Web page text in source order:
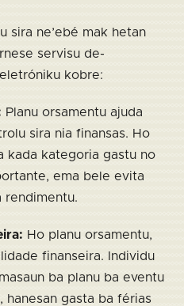
sira ne’ebé mak hetan
servisu de-
kobre:
Planu orsamentu ajuda
sira nia finansas. Ho
kada kategoria gastu no
ema bele evita
rendimentu.
Ho planu orsamentu,
finanseira. Individu
ba planu ba eventu
hanesan gasta ba férias